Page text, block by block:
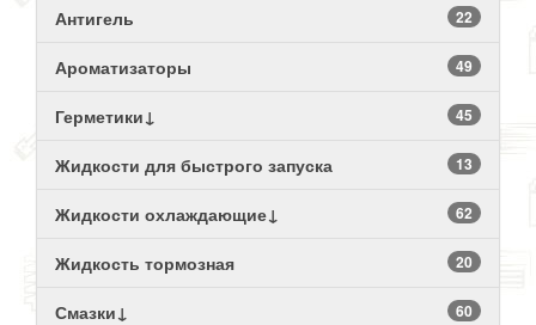
Антигель 22
Ароматизаторы 49
Герметики↓ 45
Жидкости для быстрого запуска 13
Жидкости охлаждающие↓ 62
Жидкость тормозная 20
Смазки↓ 60